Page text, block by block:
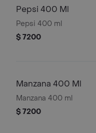
Pepsi 400 Ml
Pepsi 400 ml
$ 7200
Manzana 400 Ml
Manzana 400 ml
$ 7200